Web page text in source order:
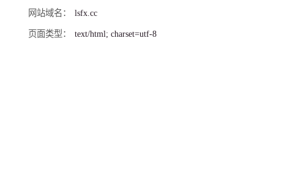
网站域名 lsfx.cc
页面类型 text/html; charset=utf-8